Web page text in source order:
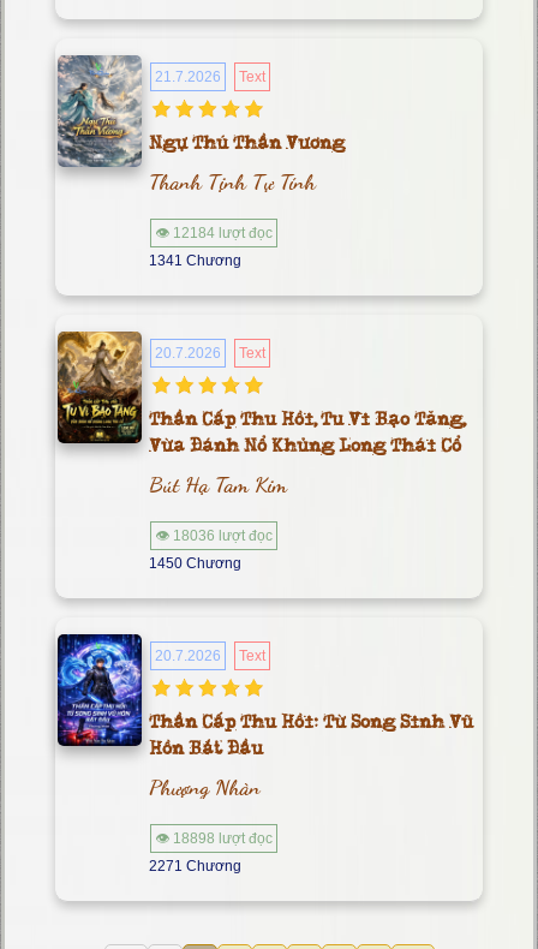
21.7.2026 Text
Ngự Thú Thần Vương
Thanh Tịnh Tự Tính
👁 12184 lượt đọc
1341 Chương
20.7.2026 Text
Thần Cấp Thu Hồi, Tu Vi Bạo Tăng,
Vừa Đánh Nổ Khủng Long Thái Cổ
Bút Hạ Tam Kim
👁 18036 lượt đọc
1450 Chương
20.7.2026 Text
Thần Cấp Thu Hồi: Từ Song Sinh Vũ
Hồn Bắt Đầu
Phượng Nhàn
👁 18898 lượt đọc
2271 Chương